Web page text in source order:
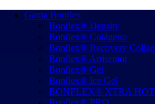
Gama Bonflex
Bonflex® Density
Bonflex® Colágeno
Bonflex® Recovery
Bonflex® Artisenior
Bonflex® Gel
Bonflex® Ice Gel
BONFLEX® XTRA HOT